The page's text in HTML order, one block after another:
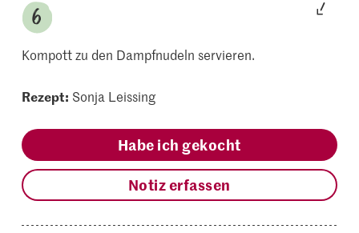
Kompott zu den Dampfnudeln servieren.
Rezept: Sonja Leissing
Habe ich gekocht
Notiz erfassen